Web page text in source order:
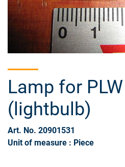
Lamp for
(lightbulb)
Art. No. 20901531
Unit of measure : Piece